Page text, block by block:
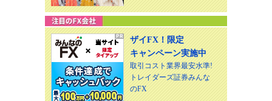
ザイFX！限定
キャンペーン実施中
取引コスト業界最安水準!
トレイダーズ証券みんな
のFX